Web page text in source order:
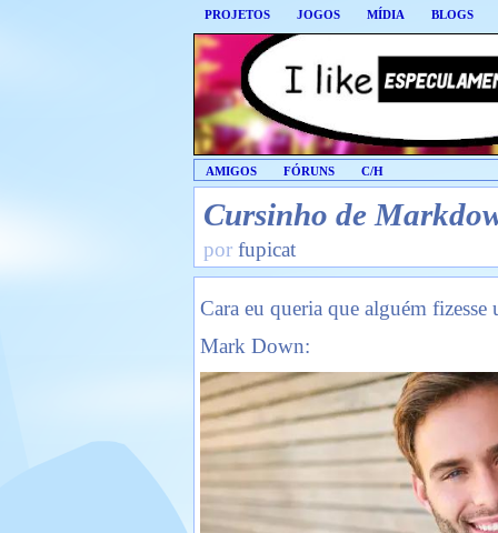
PROJETOS JOGOS MÍDIA BLOGS
AMIGOS FÓRUNS C/H
Cursinho de
por fupicat
Cara eu queria que alguém
Mark Down: